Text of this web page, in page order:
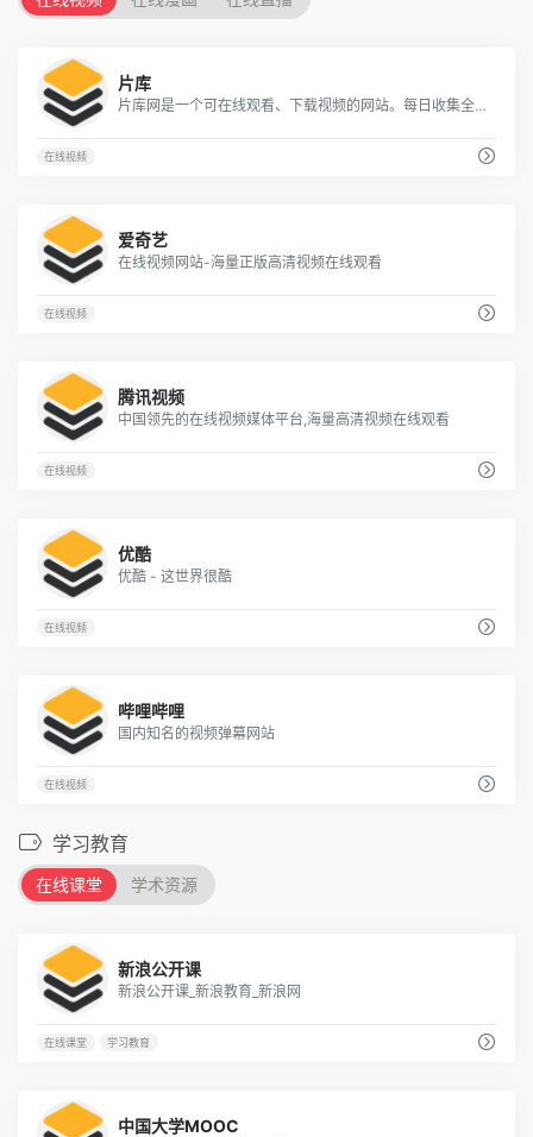
片库
片库网是一个可在线观看、下载视频的网站。每日收集全网最新的电影、剧集、动漫高清资源供网友免费下载！
在线视频
爱奇艺
在线视频网站-海量正版高清视频在线观看
在线视频
腾讯视频
中国领先的在线视频媒体平台,海量高清视频在线观看
在线视频
优酷
优酷 - 这世界很酷
在线视频
哔哩哔哩
国内知名的视频弹幕网站
在线视频
学习教育
在线课堂 学术资源
新浪公开课
新浪公开课_新浪教育_新浪网
在线课堂 学习教育
中国大学MOOC